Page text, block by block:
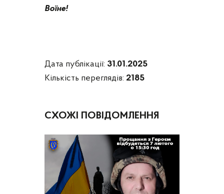
Воїне!
Дата публікації: 31.01.2025
Кількість переглядів: 2185
СХОЖІ ПОВІДОМЛЕННЯ